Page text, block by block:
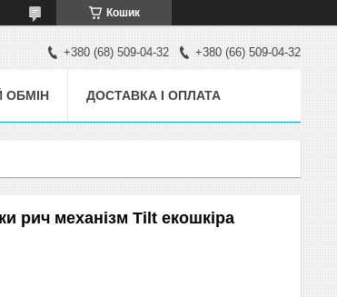
Кошик
+380 (68) 509-04-32 +380 (66) 509-04-32
ОБМІН ДОСТАВКА І ОПЛАТА
рич механізм Tilt екошкіра